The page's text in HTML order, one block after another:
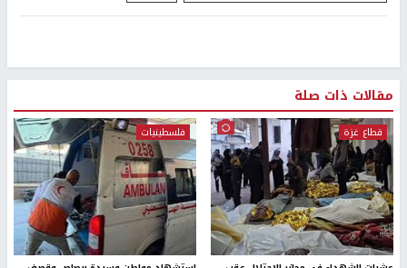
مقالات ذات صلة
قطاع غزة فلسطينيات